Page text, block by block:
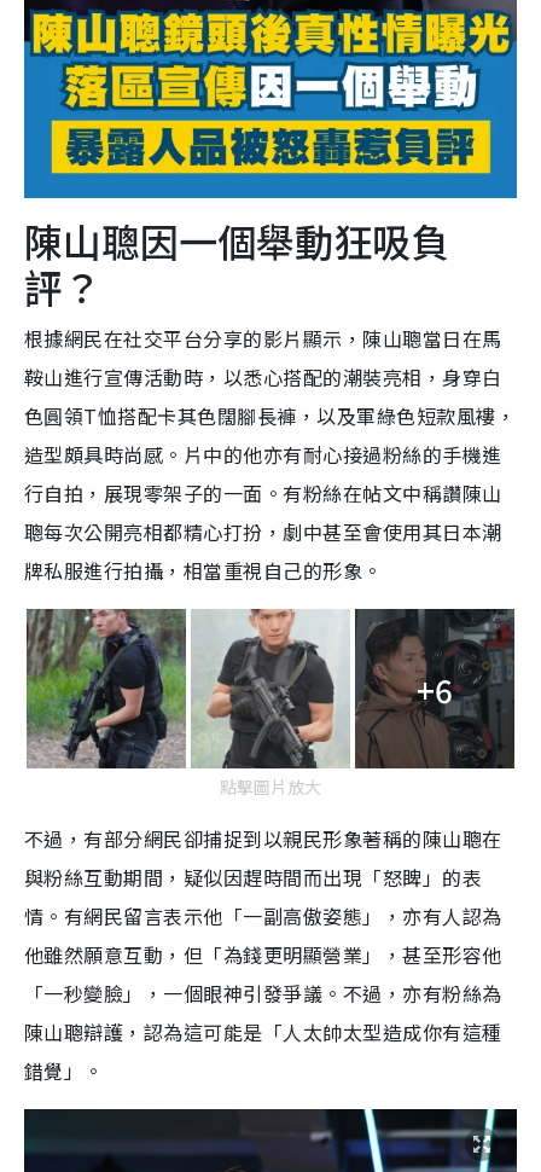
陳山聰因一個舉動狂吸負
評？
根據網民在社交平台分享的影片顯示，陳山聰當日在馬
鞍山進行宣傳活動時，以悉心搭配的潮裝亮相 ，身穿白
色圓領T恤搭配卡其色闊腳長褲，以及軍綠色短款風褸，
造型頗具時尚感。片中的他亦有耐心接過粉絲的手機進
行自拍， 展現零架子的一面。 有粉絲在帖文中稱讚陳山
聰每次公開亮相都精心打扮，劇中甚至會使用其日本潮
牌私服進行拍攝，相當重視自己的形象。
+6
點擊圖片放大
不過，有部分網民卻捕捉到以親民形象著稱的陳山聰在
與粉絲互動期間，疑似因趕時間而出現「怒睥」的表
情。有網民留言表示他「一副高傲姿態」，亦有人認為
他雖然願意互動，但「為錢更明顯營業」，甚至形容他
「一秒變臉」，一個眼神引發爭議。不過，亦有粉絲為
陳山聰辯護，認為這可能是「人太帥太型造成你有這種
錯覺」。